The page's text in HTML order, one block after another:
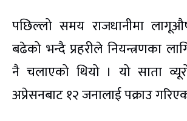
पछिल्लो समय राजधानीमा
बढेको भन्दै प्रहरीले नियन्त्रणका
नै चलाएको थियो । यो साता
अप्रेसनबाट १२ जनालाई पक्राउ